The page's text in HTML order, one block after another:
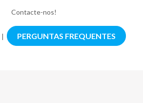
Contacte-nos!
| PERGUNTAS FREQUENTES